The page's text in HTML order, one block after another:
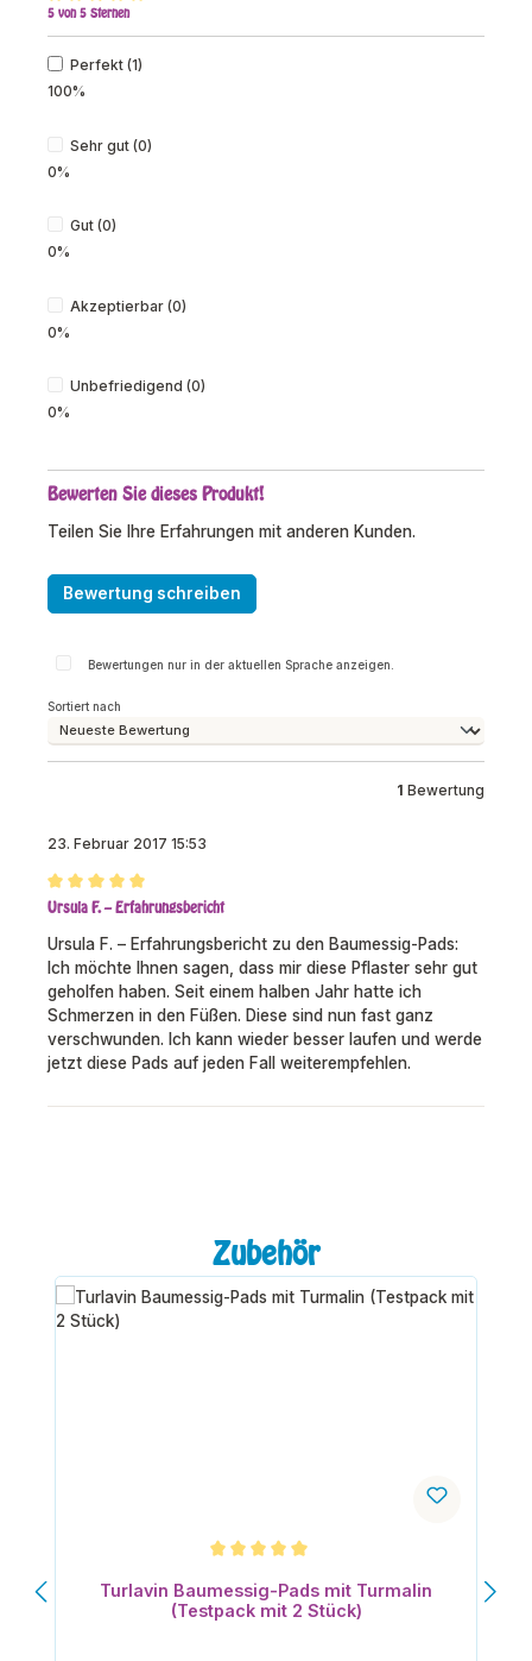
Durchschnittliche Bewertung von 5 von 5 Sternen
5 von 5 Sternen
Perfekt (1)
100%
Sehr gut (0)
0%
Gut (0)
0%
Akzeptierbar (0)
0%
Unbefriedigend (0)
0%
Bewerten Sie dieses Produkt!
Teilen Sie Ihre Erfahrungen mit anderen Kunden.
Bewertung schreiben
Bewertungen nur in der aktuellen Sprache anzeigen.
Sortiert nach
1 Bewertung
23. Februar 2017 15:53
Bewertung mit 5 von 5 Sternen
Ursula F. – Erfahrungsbericht
Ursula F. – Erfahrungsbericht zu den Baumessig-Pads:
Ich möchte Ihnen sagen, dass mir diese Pflaster sehr gut
geholfen haben. Seit einem halben Jahr hatte ich
Schmerzen in den Füßen. Diese sind nun fast ganz
verschwunden. Ich kann wieder besser laufen und werde
jetzt diese Pads auf jeden Fall weiterempfehlen.
Produktgalerie überspringenZubehör
Turlavin Baumessig-Pads mit Turmalin
(Testpack mit 2 Stück)